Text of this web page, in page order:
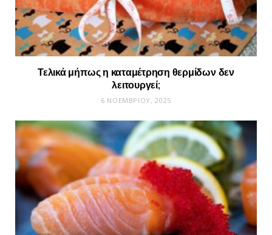
Τελικά μήπως η καταμέτρηση θερμίδων δεν
λειτουργεί;
6 ΝΟΕΜΒΡΊΟΥ, 2025